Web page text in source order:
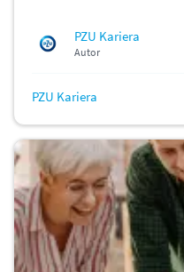
PZU Kariera
Autor
PZU Kariera